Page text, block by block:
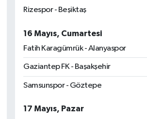
Rizespor - Beşiktaş
16 Mayıs, Cumartesi
Fatih Karagümrük - Alanyaspor
Gaziantep FK - Başakşehir
Samsunspor - Göztepe
17 Mayıs, Pazar